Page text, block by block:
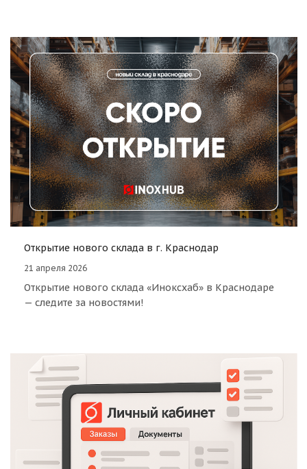
Открытие нового склада в г. Краснодар
21 апреля 2026
Открытие нового склада «Иноксхаб» в Краснодаре
— следите за новостями!